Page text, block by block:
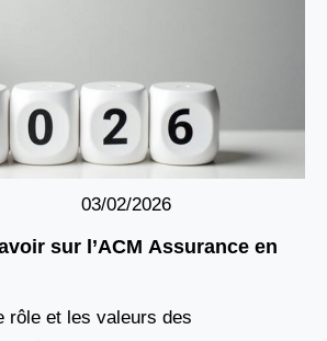
03/02/2026
sur l’ACM Assurance en
rôle et les valeurs des